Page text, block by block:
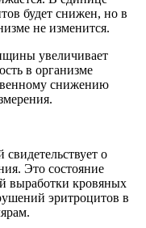
будет снижен, но в
не изменится.
увеличивает
в организме
снижению
о
Это состояние
выработки кровяных
эритроцитов в